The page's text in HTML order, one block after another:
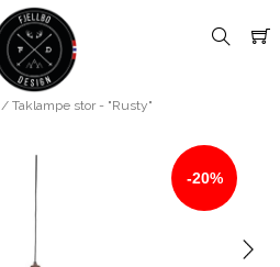
/ Taklampe stor - "Rusty"
-20%